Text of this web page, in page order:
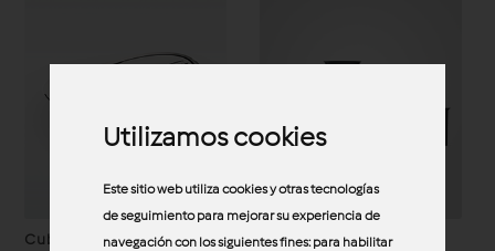
Utilizamos cookies
Este sitio web utiliza cookies y otras tecnologías
de seguimiento para mejorar su experiencia de
navegación con los siguientes fines:para habilitar
Cubre cuchillas y
Cortador Plus TM6